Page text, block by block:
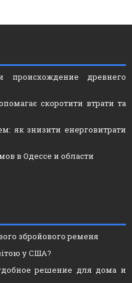
происхождение древнего
скоротити втрати та
як знизити енерговитрати
в Одессе и области
збройового ременя
у США?
решение для дома и